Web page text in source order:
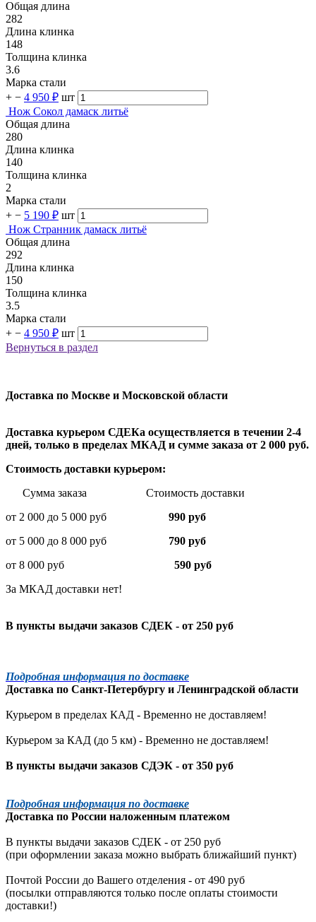
Общая длина
282
Длина клинка
148
Толщина клинка
3.6
Марка стали
+ − 4 950 ₽ шт
Нож Сокол дамаск литьё
Общая длина
280
Длина клинка
140
Толщина клинка
2
Марка стали
+ − 5 190 ₽ шт
Нож Странник дамаск литьё
Общая длина
292
Длина клинка
150
Толщина клинка
3.5
Марка стали
+ − 4 950 ₽ шт
Вернуться в раздел
Доставка по Москве и Московской области
Доставка курьером СДЕКа осуществляется в течении 2-4
дней, только в пределах МКАД и сумме заказа от 2 000 руб.
Стоимость доставки курьером:
Сумма заказа Стоимость доставки
от 2 000 до 5 000 руб
990 руб
от 5 000 до 8 000 руб 790 руб
от 8 000 руб 590 руб
За МКАД доставки нет!
В пункты выдачи заказов СДЕК - от 250 руб
Подробная информация по доставке
Доставка по Санкт-Петербургу и Ленинградской области
Курьером в пределах КАД - Временно не доставляем!
Курьером за КАД (до 5 км) - Временно не доставляем!
В пункты выдачи заказов СДЭК - от 350 руб
Подробная информация по доставке
Доставка по России наложенным платежом
В пункты выдачи заказов СДЕК - от 250 руб
(при оформлении заказа можно выбрать ближайший пункт)
Почтой России до Вашего отделения - от 490 руб
(посылки отправляются только после оплаты стоимости
доставки!)